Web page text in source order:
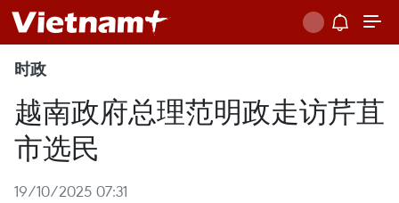
时政
越南政府总理范明政走访芹苴
市选民
19/10/2025 07:31